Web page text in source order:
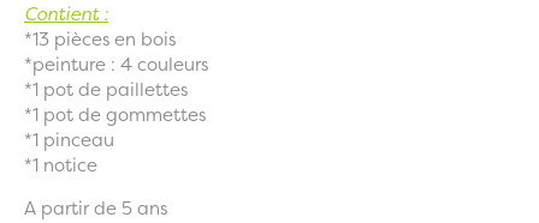
Contient :
*13 pièces en bois
*peinture : 4 couleurs
*1 pot de paillettes
*1 pot de gommettes
*1 pinceau
*1 notice
A partir de 5 ans